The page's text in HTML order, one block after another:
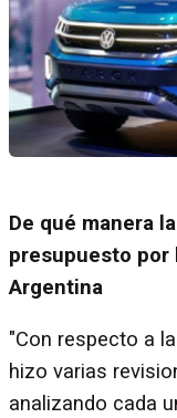
De qué manera
presupuesto por
Argentina
"Con respecto a
hizo varias
analizando cada